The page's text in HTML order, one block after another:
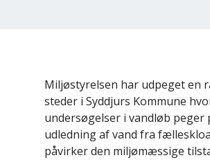
Miljøstyrelsen har udpeget en
steder i Syddjurs Kommune
undersøgelser i vandløb peger
udledning af vand fra
påvirker den miljømæssige